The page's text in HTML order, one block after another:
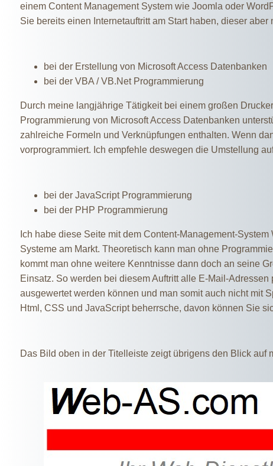
einem Content Management System wie Joomla oder
Sie bereits einen Internetauftritt am Start haben, dieser
bei der Erstellung von Microsoft Access Datenbanken
bei der VBA / VB.Net Programmierung
Durch meine langjährige Tätigkeit bei einem großen
Programmierung von Microsoft Access Datenbanken
zahlreiche Formeln und Verknüpfungen enthalten. Wenn
vorprogrammiert. Ich empfehle deswegen die Umstellung
bei der JavaScript Programmierung
bei der PHP Programmierung
Ich habe diese Seite mit dem Content-Management-
Systeme am Markt. Theoretisch kann man ohne
kommt man ohne weitere Kenntnisse dann doch an seine
Einsatz. So werden bei diesem Auftritt alle E-Mail-
ausgewertet werden können und man somit auch nicht mit
Html, CSS und JavaScript beherrsche, davon können Sie
Das Bild oben in der Titelleiste zeigt übrigens den Blick auf